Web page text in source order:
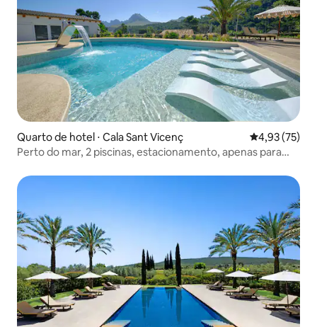
Quarto de hotel ⋅ Cala Sant Vicenç 4,93 de uma
4,93 (75)
Perto do mar, 2 piscinas, estacionamento, apenas para